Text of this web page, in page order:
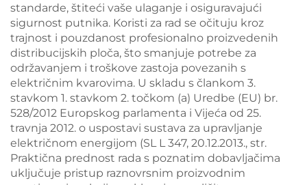
standarde, štiteći vaše ulaganje i osiguravajući
sigurnost putnika. Koristi za rad se očituju kroz
trajnost i pouzdanost profesionalno proizvedenih
distribucijskih ploča, što smanjuje potrebe za
održavanjem i troškove zastoja povezanih s
električnim kvarovima. U skladu s člankom 3.
stavkom 1. stavkom 2. točkom (a) Uredbe (EU) br.
528/2012 Europskog parlamenta i Vijeća od 25.
travnja 2012. o uspostavi sustava za upravljanje
električnom energijom (SL L 347, 20.12.2013., str.
Praktična prednost rada s poznatim dobavljačima
uključuje pristup raznovrsnim proizvodnim